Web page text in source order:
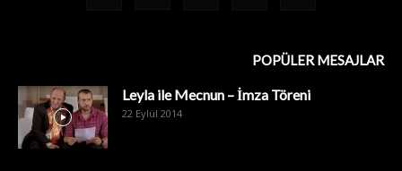
POPÜLER MESAJLAR
Leyla ile Mecnun – İmza Töreni
22 Eylül 2014